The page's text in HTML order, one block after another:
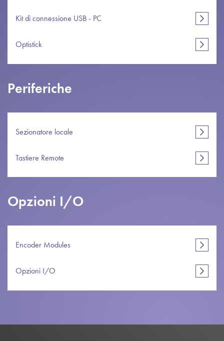
Kit di connessione USB - PC
Optistick
Periferiche
Sezionatore locale
Tastiere Remote
Opzioni I/O
Encoder Modules
Opzioni I/O